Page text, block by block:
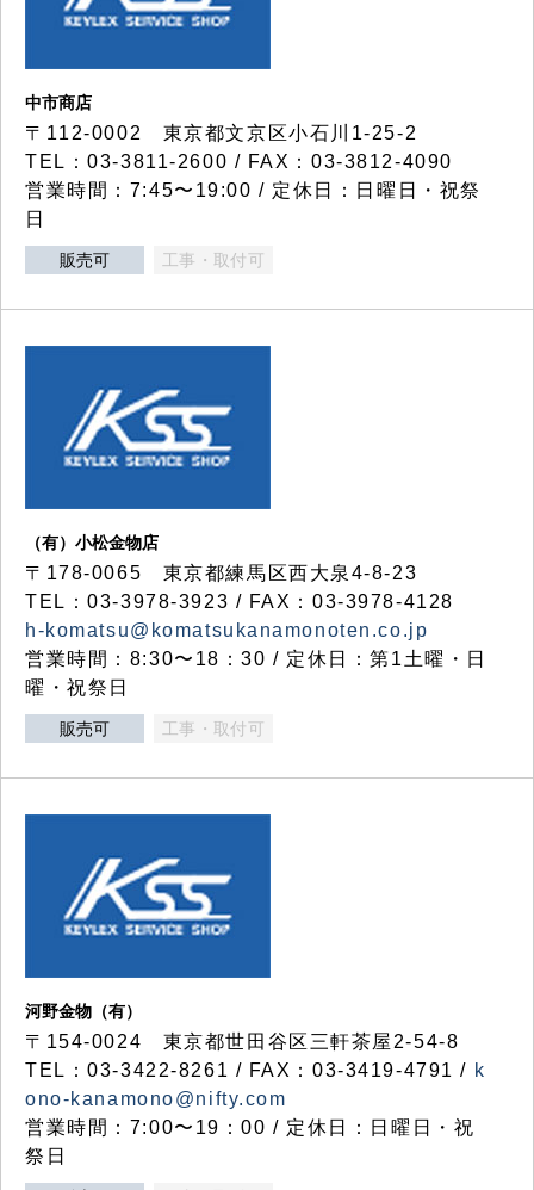
中市商店
〒112-0002 東京都文京区小石川1-25-2
TEL：03-3811-2600 / FAX：03-3812-4090
営業時間：7:45〜19:00 / 定休日：日曜日・祝祭
日
販売可 工事・取付可
（有）小松金物店
〒178-0065 東京都練馬区西大泉4-8-23
TEL：03-3978-3923 / FAX：03-3978-4128
h-komatsu@komatsukanamonoten.co.jp
営業時間：8:30〜18：30 / 定休日：第1土曜・日
曜・祝祭日
販売可 工事・取付可
河野金物（有）
〒154-0024 東京都世田谷区三軒茶屋2-54-8
TEL：03-3422-8261 / FAX：03-3419-4791 / k
ono-kanamono@nifty.com
営業時間：7:00〜19：00 / 定休日：日曜日・祝
祭日